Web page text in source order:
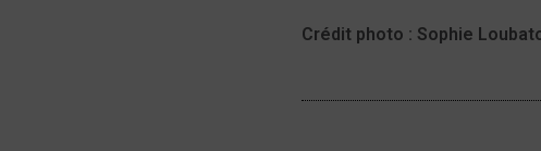
Crédit photo : Sophie